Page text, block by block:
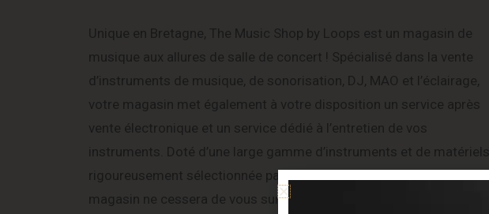
Unique en Bretagne, The Music Shop by Loops est un magasin de
musique aux allures de salle de concert ! Spécialisé dans la vente
d’instruments de musique, de sonorisation, DJ, MAO et l’éclairage,
votre magasin met également à votre disposition un service après
vente électronique et un service dédié à l’entretien de vos
instruments. Doté d’une large gamme d’instruments et de matériels
rigoureusement sélectionnée par nos experts passionnés, le
magasin ne cessera de vous surprendre tout au long de votre visite